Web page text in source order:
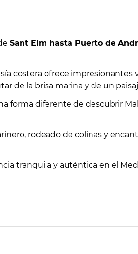
Sant Elm hasta Puerto de
costera ofrece impresionantes
de la brisa marina y de un
forma diferente de descubrir
rodeado de colinas y
tranquila y auténtica en el